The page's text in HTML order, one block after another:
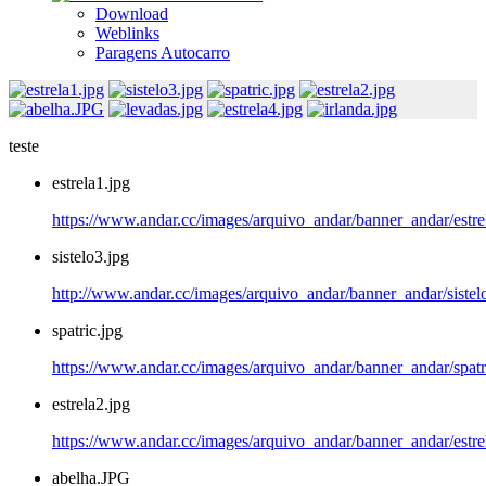
Download
Weblinks
Paragens Autocarro
teste
estrela1.jpg
https://www.andar.cc/images/arquivo_andar/banner_andar/
sistelo3.jpg
http://www.andar.cc/images/arquivo_andar/banner_andar/
spatric.jpg
https://www.andar.cc/images/arquivo_andar/banner_andar/
estrela2.jpg
https://www.andar.cc/images/arquivo_andar/banner_andar/
abelha.JPG